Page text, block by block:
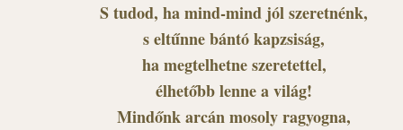
S tudod, ha mind-mind jól szeretnénk,
s eltűnne bántó kapzsiság,
ha megtelhetne szeretettel,
élhetőbb lenne a világ!
Mindőnk arcán mosoly ragyogna,